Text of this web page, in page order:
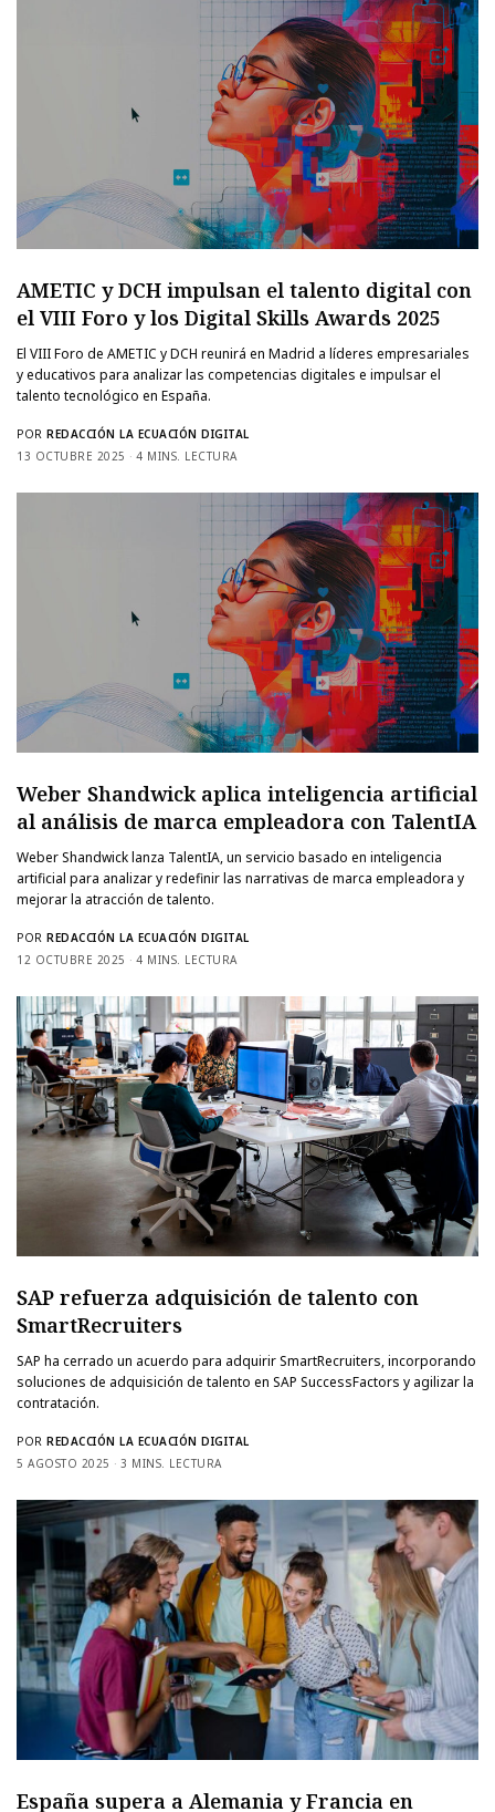
AMETIC y DCH impulsan el talento digital con
el VIII Foro y los Digital Skills Awards 2025
El VIII Foro de AMETIC y DCH reunirá en Madrid a líderes empresariales
y educativos para analizar las competencias digitales e impulsar el
talento tecnológico en España.
POR REDACCIÓN LA ECUACIÓN DIGITAL
13 OCTUBRE 2025
4 MINS. LECTURA
Weber Shandwick aplica inteligencia artificial
al análisis de marca empleadora con TalentIA
Weber Shandwick lanza TalentIA, un servicio basado en inteligencia
artificial para analizar y redefinir las narrativas de marca empleadora y
mejorar la atracción de talento.
POR REDACCIÓN LA ECUACIÓN DIGITAL
12 OCTUBRE 2025
4 MINS. LECTURA
SAP refuerza adquisición de talento con
SmartRecruiters
SAP ha cerrado un acuerdo para adquirir SmartRecruiters, incorporando
soluciones de adquisición de talento en SAP SuccessFactors y agilizar la
contratación.
POR REDACCIÓN LA ECUACIÓN DIGITAL
5 AGOSTO 2025
3 MINS. LECTURA
España supera a Alemania y Francia en